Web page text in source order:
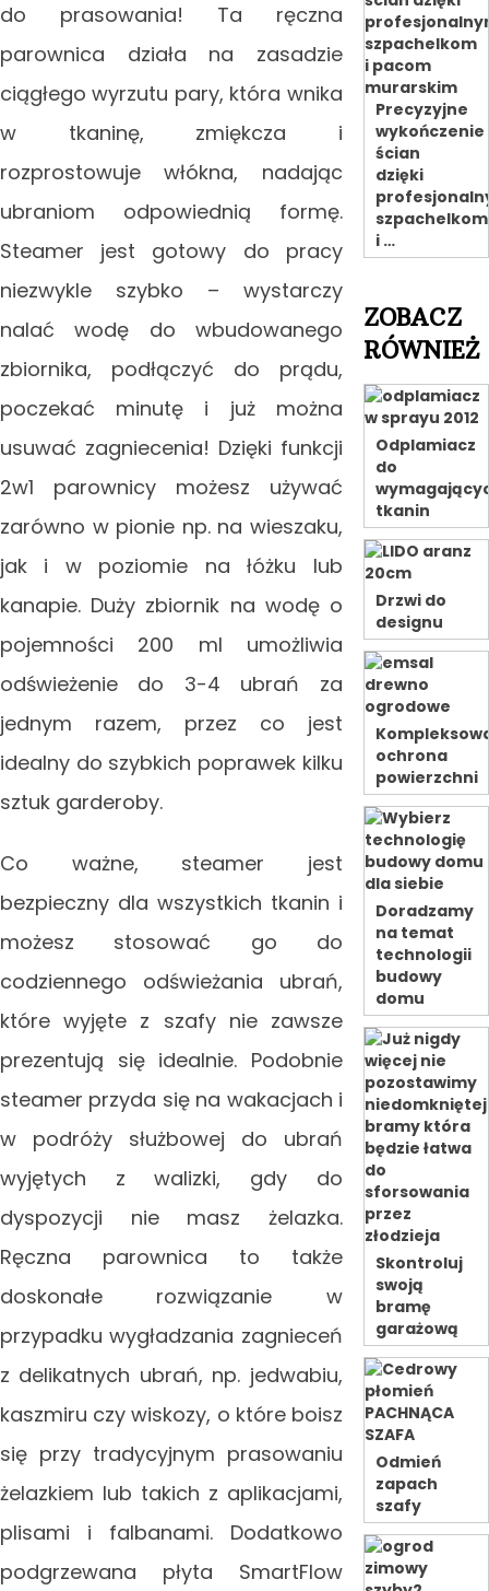
do prasowania! Ta ręczna
parownica działa na zasadzie
ciągłego wyrzutu pary, która wnika
w tkaninę, zmiękcza i
rozprostowuje włókna, nadając
ubraniom odpowiednią formę.
Steamer jest gotowy do pracy
niezwykle szybko – wystarczy
nalać wodę do wbudowanego
zbiornika, podłączyć do prądu,
poczekać minutę i już można
usuwać zagniecenia! Dzięki funkcji
2w1 parownicy możesz używać
zarówno w pionie np. na wieszaku,
jak i w poziomie na łóżku lub
kanapie. Duży zbiornik na wodę o
pojemności 200 ml umożliwia
odświeżenie do 3-4 ubrań za
jednym razem, przez co jest
idealny do szybkich poprawek kilku
sztuk garderoby.
Co ważne, steamer jest
bezpieczny dla wszystkich tkanin i
możesz stosować go do
codziennego odświeżania ubrań,
które wyjęte z szafy nie zawsze
prezentują się idealnie. Podobnie
steamer przyda się na wakacjach i
w podróży służbowej do ubrań
wyjętych z walizki, gdy do
dyspozycji nie masz żelazka.
Ręczna parownica to także
doskonałe rozwiązanie w
przypadku wygładzania zagnieceń
z delikatnych ubrań, np. jedwabiu,
kaszmiru czy wiskozy, o które boisz
się przy tradycyjnym prasowaniu
żelazkiem lub takich z aplikacjami,
plisami i falbanami. Dodatkowo
podgrzewana płyta SmartFlow
Precyzyjne
wykończenie
ścian
dzięki
szpachelkom
i …
ZOBACZ
RÓWNIEŻ
Odplamiacz
do
tkanin
Drzwi do
designu
ochrona
powierzchni
Doradzamy
na temat
technologii
budowy
domu
Skontroluj
swoją
bramę
garażową
Odmień
zapach
szafy